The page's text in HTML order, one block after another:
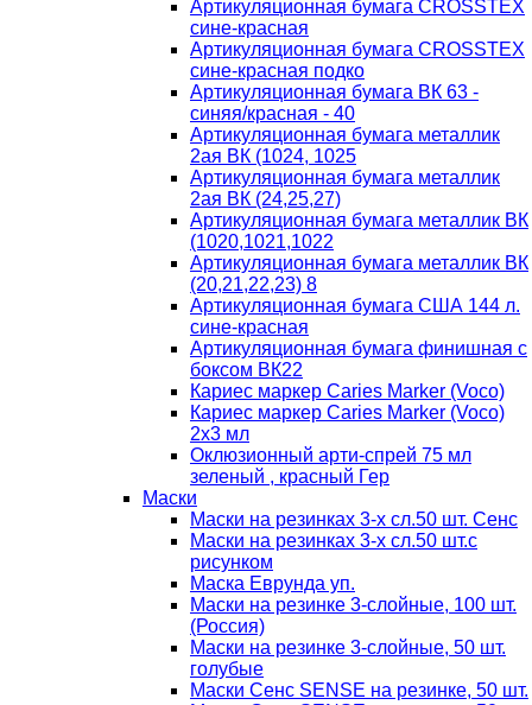
Артикуляционная бумага CROSSTEX
сине-красная
Артикуляционная бумага CROSSTEX
сине-красная подко
Артикуляционная бумага ВК 63 -
синяя/красная - 40
Артикуляционная бумага металлик
2ая ВК (1024, 1025
Артикуляционная бумага металлик
2ая ВК (24,25,27)
Артикуляционная бумага металлик ВК
(1020,1021,1022
Артикуляционная бумага металлик ВК
(20,21,22,23) 8
Артикуляционная бумага США 144 л.
сине-красная
Артикуляционная бумага финишная с
боксом ВК22
Кариес маркер Caries Marker (Voco)
Кариес маркер Caries Marker (Voco)
2х3 мл
Оклюзионный арти-спрей 75 мл
зеленый , красный Гер
Маски
Маски на резинках 3-х сл.50 шт. Сенс
Маски на резинках 3-х сл.50 шт.с
рисунком
Маска Еврунда уп.
Маски на резинке 3-слойные, 100 шт.
(Россия)
Маски на резинке 3-слойные, 50 шт.
голубые
Маски Сенс SENSE на резинке, 50 шт.